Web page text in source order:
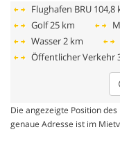
Flughafen BRU 104,8
Golf25 km
Wasser2 km
Öffentlicher Verkehr
Die angezeigte Position
genaue Adresse ist im